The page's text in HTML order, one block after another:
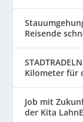
Reisende
Kilometer für
Job mit
der Kita